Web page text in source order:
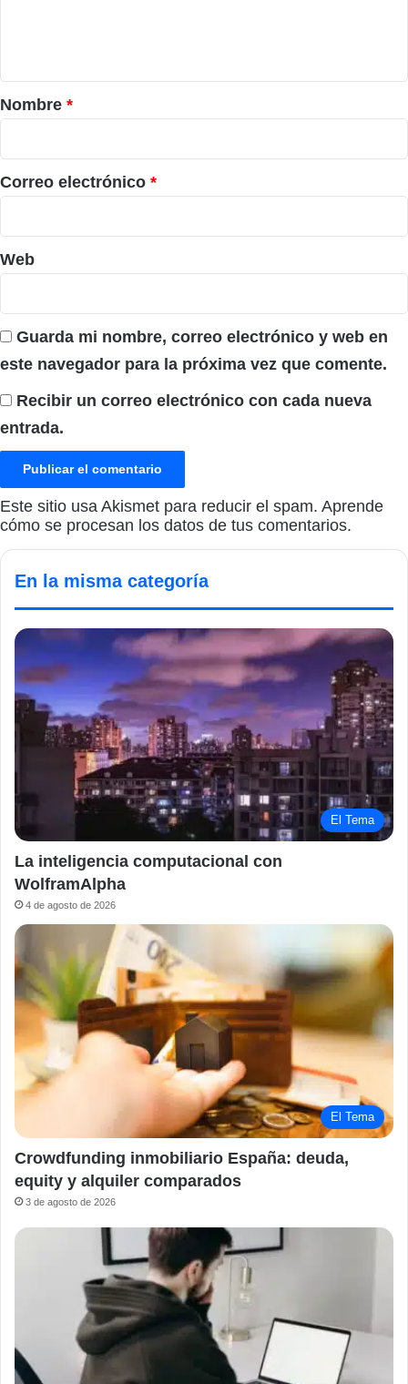
r
i
o
*
Nombre *
Correo electrónico *
Web
Guarda mi nombre, correo electrónico y web en
este navegador para la próxima vez que comente.
Recibir un correo electrónico con cada nueva
entrada.
Este sitio usa Akismet para reducir el spam. Aprende
cómo se procesan los datos de tus comentarios.
En la misma categoría
El Tema
La inteligencia computacional con
WolframAlpha
4 de agosto de 2026
El Tema
Crowdfunding inmobiliario España: deuda,
equity y alquiler comparados
3 de agosto de 2026